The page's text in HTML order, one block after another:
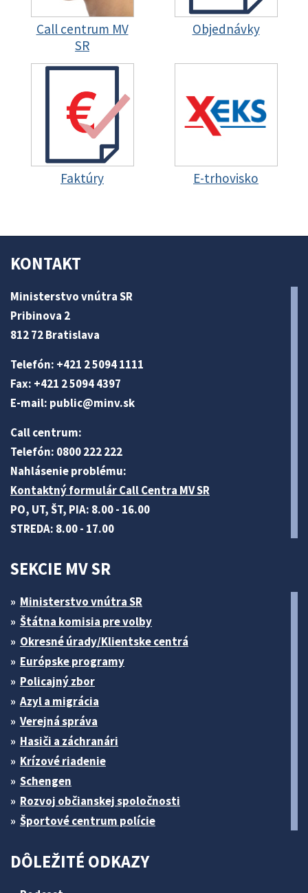
Call centrum MV
SR
Objednávky
Faktúry E-trhovisko
KONTAKT
Ministerstvo vnútra SR
Pribinova 2
812 72 Bratislava
Telefón: +421 2 5094 1111
Fax: +421 2 5094 4397
E-mail: public@minv.sk
Call centrum:
Telefón: 0800 222 222
Nahlásenie problému:
Kontaktný formulár Call Centra MV SR
PO, UT, ŠT, PIA: 8.00 - 16.00
STREDA: 8.00 - 17.00
SEKCIE MV SR
Ministerstvo vnútra SR
Štátna komisia pre volby
Okresné úrady/Klientske centrá
Európske programy
Policajný zbor
Azyl a migrácia
Verejná správa
Hasiči a záchranári
Krízové riadenie
Schengen
Rozvoj občianskej spoločnosti
Športové centrum polície
DÔLEŽITÉ ODKAZY